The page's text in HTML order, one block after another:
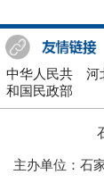
中华人民共
和国民政部
河
主办单位：石